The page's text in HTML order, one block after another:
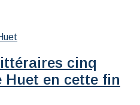
cinq
Huet en cette fin